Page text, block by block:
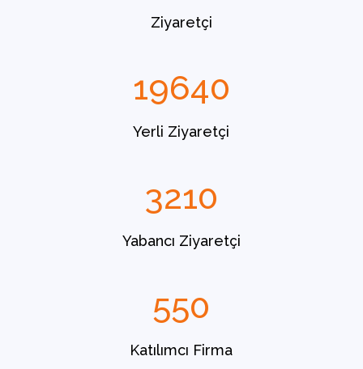
Ziyaretçi
19640
Yerli Ziyaretçi
3210
Yabancı Ziyaretçi
550
Katılımcı Firma